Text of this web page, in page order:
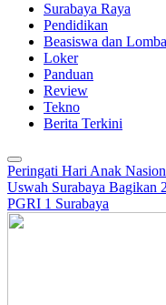
Surabaya Raya
Pendidikan
Beasiswa dan Lomba
Loker
Panduan
Review
Tekno
Berita Terkini
Peringati Hari Anak
Uswah Surabaya Bagikan
PGRI 1 Surabaya